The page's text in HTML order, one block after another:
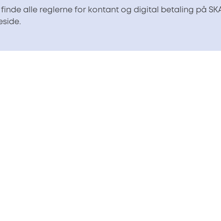
finde alle reglerne for kontant og digital betaling på